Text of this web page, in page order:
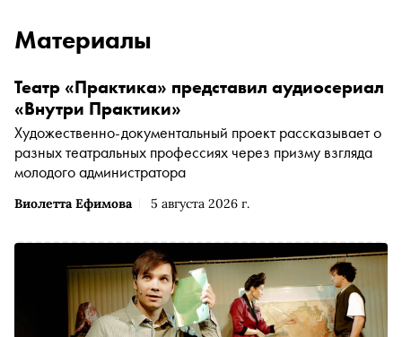
Материалы
Виолетта Ефимова 5 августа 2026 г.
Театр «Практика» представил аудиосериал
«Внутри Практики»
Художественно-документальный проект рассказывает о
разных театральных профессиях через призму взгляда
молодого администратора